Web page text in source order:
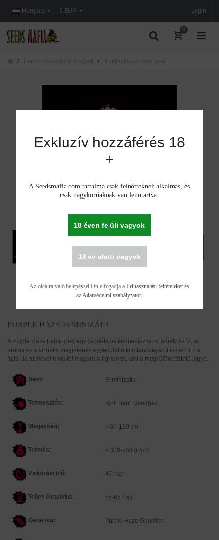
Hungary Login
€ EUR
0
PURPLE HAZE FEMINIZÁLT
A Purple Haze Feminized egy csodálatos kannabisztörzs, amely az íz, az
aroma és a vizuális megjelenés egyedülálló kombinációjáról ismert. Ez a
fajta lila színével hívja fel magára a figyelmet, ami a megkülönböztető jegye.
Nem: Feminizálta
Termesztés: Kint, Bent, Üvegház
Magasság: ≈ 60-130 cm
Termés: ≈ 300-550 gr/m2
Virágzási idő: 45 nap
Teljes életciklus: 55-65 nap
Genetika: Purple Haze Genetics
Exkluzív hozzáférés 18
+
A Seedsmafia.com tartalma csak felnőtteknek alkalmas, és
csak nagykorúaknak van fenntartva.
18 éven felüli vagyok
18 év alatti vagyok
Az oldalra való belépéssel Ön elfogadja aFelhasználási feltételeket és
azAdatvédelmi szabályzatot.